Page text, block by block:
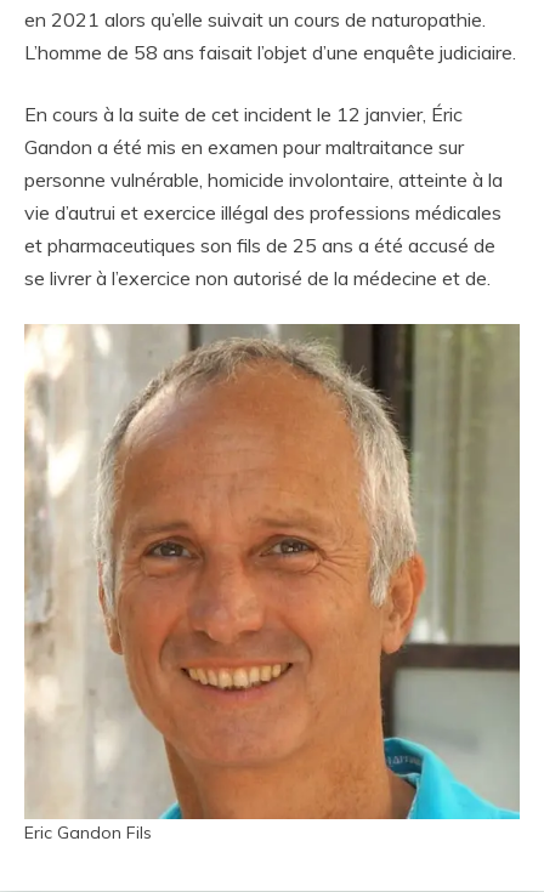
en 2021 alors qu’elle suivait un cours de naturopathie.
L’homme de 58 ans faisait l’objet d’une enquête judiciaire.
En cours à la suite de cet incident le 12 janvier, Éric
Gandon a été mis en examen pour maltraitance sur
personne vulnérable, homicide involontaire, atteinte à la
vie d’autrui et exercice illégal des professions médicales
et pharmaceutiques son fils de 25 ans a été accusé de
se livrer à l’exercice non autorisé de la médecine et de.
Eric Gandon Fils